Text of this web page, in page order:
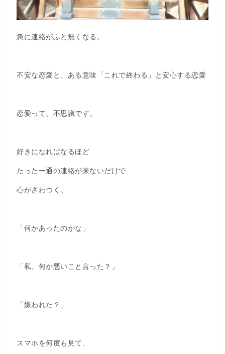
急に連絡がふと無くなる。
不安な恋愛と、ある意味「これで終わる」と安心する恋愛
恋愛って、不思議です。
好きになればなるほど
たった一通の連絡が来ないだけで
心がざわつく。
「何かあったのかな」
「私、何か悪いこと言った？」
「嫌われた？」
スマホを何度も見て、